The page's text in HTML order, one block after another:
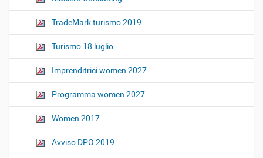
TradeMark turismo 2019
Turismo 18 luglio
Imprenditrici women 2027
Programma women 2027
Women 2017
Avviso DPO 2019